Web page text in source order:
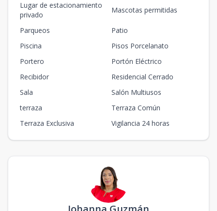
Lugar de estacionamiento
privado
Mascotas permitidas
Parqueos
Patio
Piscina
Pisos Porcelanato
Portero
Portón Eléctrico
Recibidor
Residencial Cerrado
Sala
Salón Multiusos
terraza
Terraza Común
Terraza Exclusiva
Vigilancia 24 horas